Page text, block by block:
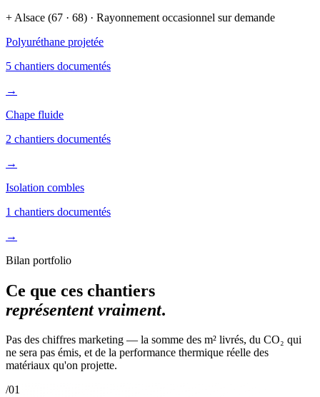
+ Alsace (67 · 68) · Rayonnement occasionnel sur demande
Polyuréthane projetée
5 chantiers documentés
→
Chape fluide
2 chantiers documentés
→
Isolation combles
1 chantiers documentés
→
Bilan portfolio
Ce que ces chantiers
représentent vraiment.
Pas des chiffres marketing — la somme des m² livrés, du CO₂ qui
ne sera pas émis, et de la performance thermique réelle des
matériaux qu'on projette.
/01